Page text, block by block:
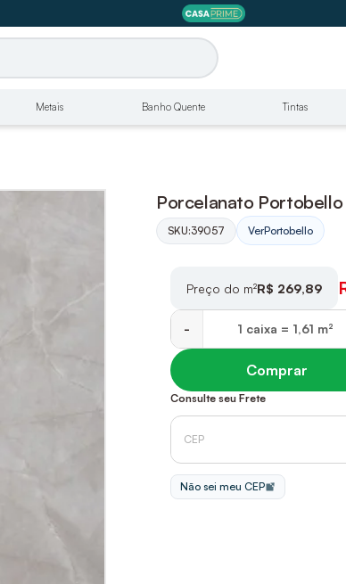
Metais Banho Quente Tintas
Porcelanato
SKU:39057 VerPortobello
Preço do m²R$ 269,89
-
Comprar
Consulte seu Frete
Não sei meu CEP